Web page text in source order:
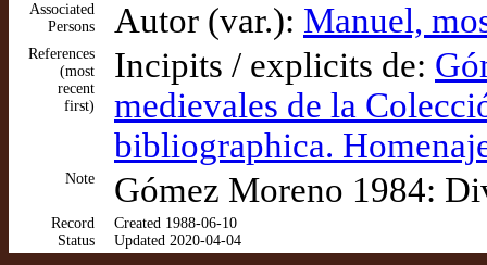
Associated
Persons
Autor (var.): Manuel,
References
(most
recent
first)
Incipits / explicits de:
medievales de la
bibliographica.
Note Gómez Moreno 1984:
Record
Status
Created 1988-06-10
Updated 2020-04-04